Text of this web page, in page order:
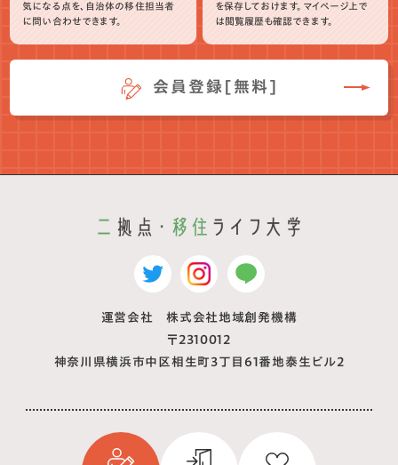
気になる点を、自治体の移住担当者
に問い合わせできます。
を保存しておけます。マイページ上で
は閲覧履歴も確認できます。
会員登録[無料]
運営会社 株式会社地域創発機構
〒2310012
神奈川県横浜市中区相生町3丁目61番地泰生ビル2